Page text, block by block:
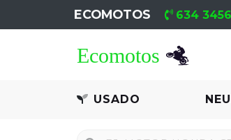
ECOMOTOS 634
USADO
Recambio